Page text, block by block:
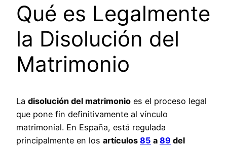
Qué es Legalmente
la Disolución del
Matrimonio
La disolución del matrimonio es el proceso legal
que pone fin definitivamente al vínculo
matrimonial. En España, está regulada
principalmente en los artículos 85 a 89 del